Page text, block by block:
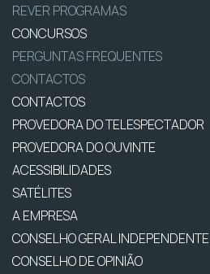
REVER PROGRAMAS
CONCURSOS
PERGUNTAS FREQUENTES
CONTACTOS
CONTACTOS
PROVEDORA DO TELESPECTADOR
PROVEDORA DO OUVINTE
ACESSIBILIDADES
SATÉLITES
A EMPRESA
CONSELHO GERAL INDEPENDENTE
CONSELHO DE OPINIÃO